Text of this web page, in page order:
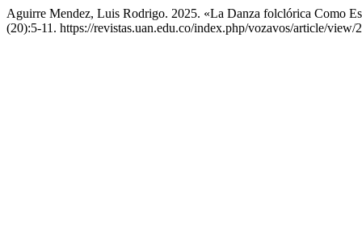
Aguirre Mendez, Luis Rodrigo. 2025. «La Danza folclórica Como
(20):5-11. https://revistas.uan.edu.co/index.php/vozavos/article/view/